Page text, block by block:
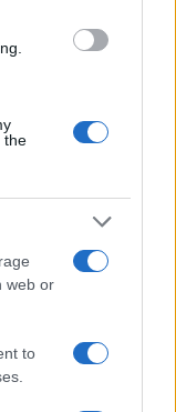
the
web or
to
ότι το Δημόσιο
το 30%
σε κάθε ακίνητο.
στην